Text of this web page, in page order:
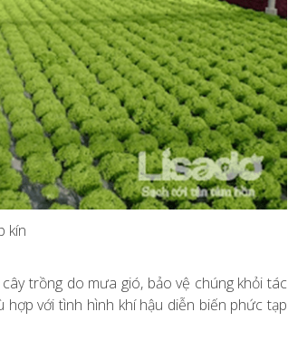
kín
trồng do mưa gió, bảo vệ chúng khỏi tác
với tình hình khí hậu diễn biến phức tạp